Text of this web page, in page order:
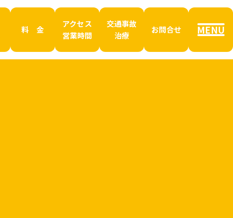
料 金
アクセス
営業時間
交通事故
治療
お問合せ MENU